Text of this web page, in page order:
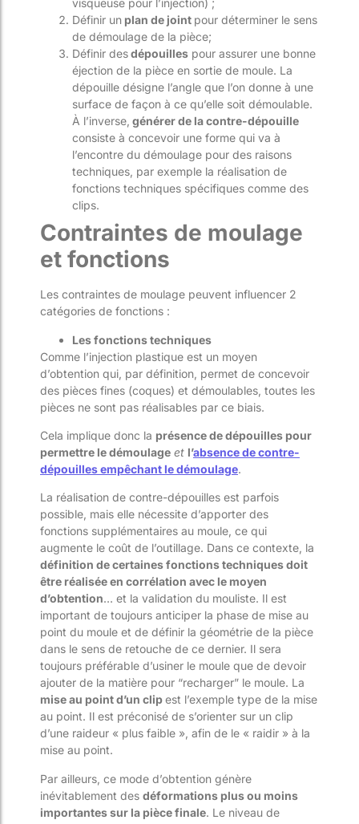
visqueuse pour l’injection) ;
Définir un plan de joint pour déterminer le sens
de démoulage de la pièce;
Définir desdépouilles pour assurer une bonne
éjection de la pièce en sortie de moule. La
dépouille désigne l’angle que l’on donne à une
surface de façon à ce qu’elle soit démoulable.
À l’inverse, générer de la contre-dépouille
consiste à concevoir une forme qui va à
l’encontre du démoulage pour des raisons
techniques, par exemple la réalisation de
fonctions techniques spécifiques comme des
clips.
Contraintes de moulage
et fonctions
Les contraintes de moulage peuvent influencer 2
catégories de fonctions :
Les fonctions techniques
Comme l’injection plastique est un moyen
d’obtention qui, par définition, permet de concevoir
des pièces fines (coques) et démoulables, toutes les
pièces ne sont pas réalisables par ce biais.
Cela implique donc la présence de dépouilles pour
permettre le démoulage et l’absence de contre-
dépouilles empêchant le démoulage.
La réalisation de contre-dépouilles est parfois
possible, mais elle nécessite d’apporter des
fonctions supplémentaires au moule, ce qui
augmente le coût de l’outillage. Dans ce contexte, la
définition de certaines fonctions techniques doit
être réalisée en corrélation avec le moyen
d’obtention… et la validation du mouliste. Il est
important de toujours anticiper la phase de mise au
point du moule et de définir la géométrie de la pièce
dans le sens de retouche de ce dernier. Il sera
toujours préférable d’usiner le moule que de devoir
ajouter de la matière pour “recharger” le moule. La
mise au point d’un clipest l’exemple type de la mise
au point. Il est préconisé de s’orienter sur un clip
d’une raideur « plus faible », afin de le « raidir » à la
mise au point.
Par ailleurs, ce mode d’obtention génère
inévitablement des déformations plus ou moins
importantes sur la pièce finale. Le niveau de